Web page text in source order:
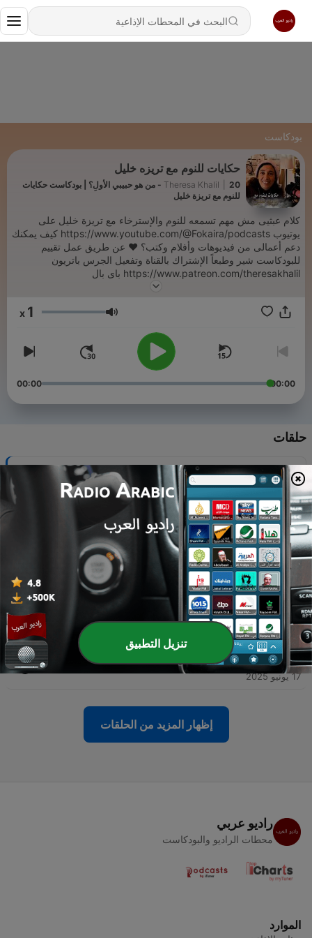
بودكاست
حكايات للنوم مع تريزه خليل
Theresa Khalil 20 - من هو حبيبي الأولِ؟ | بودكاست حكايات
للنوم مع تريزة خليل
كلام عبثيى مش مهم تسمعه للنوم والإسترخاء مع تريزة خليل على
يوتيوب https://www.youtube.com/@Fokaira/podcasts كيف يمكنك
دعم أعمالى من فيديوهات وأفلام وكتب؟ ❤ عن طريق عمل تقييم
للبودكاست شير وطبعاً الإشتراك بالقناة وتفعيل الجرس باتريون
https://www.patreon.com/theresakhalil باى بال
collaboration Contact me at th-khalil@hotmail.com
Sign up for the newsletter اشترك في النشرة البريدية
http://www.theresakhalil.com/
مستوى الصوت 1
00:00
00:00
حلقات
20
- من هو حبيبي الأولِ؟ | بودكاست حكايات للنوم مع تريزة خليل
18 مايو 2026
19 2 العاصفة |حكايات للنوم مع تريزة خليل | الموسم
13 أبريل 2026
18
هدايا مسحورة وأيام لن تعود * حكايات للنوم مع تريزه خليل |
الموسم 2
10 فبراير 2026
17 تأملات في عام فات * حكايات للنوم مع تريزة خليل | موسم 2
16
- فاجأت نفسي * حكايات للنوم مع تريزة خليل | موسم 2
17 يونيو 2025
إظهار المزيد من الحلقات
راديو عربي
محطات الراديو والبودكاست
الموارد
تنزيل التطبيق